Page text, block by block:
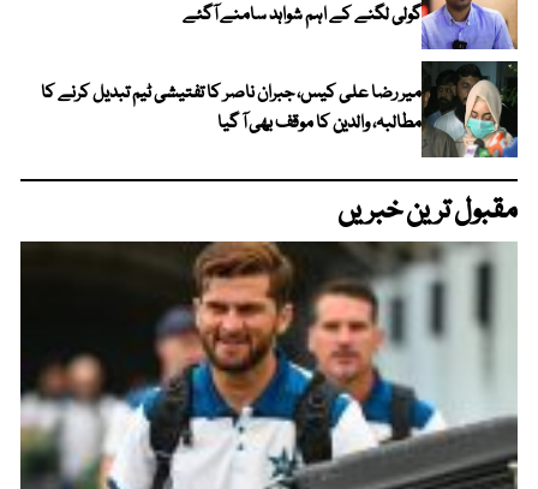
گولی لگنے کے اہم شواہد سامنے آگئے
میر رضا علی کیس، جبران ناصر کا تفتیشی ٹیم تبدیل کرنے کا
مطالبہ، والدین کا موقف بھی آ گیا
مقبول ترین خبریں